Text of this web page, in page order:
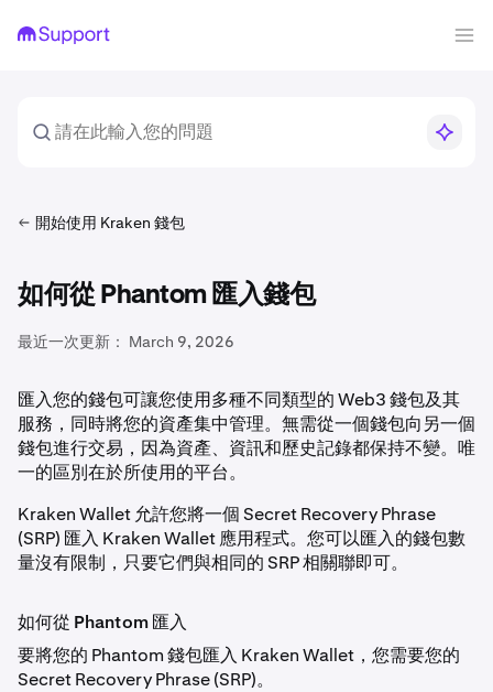
開始使用 Kraken 錢包
如何從 Phantom 匯入錢包
最近一次更新： March 9, 2026
匯入您的錢包可讓您使用多種不同類型的 Web3 錢包及其
服務，同時將您的資產集中管理。無需從一個錢包向另一個
錢包進行交易，因為資產、資訊和歷史記錄都保持不變。唯
一的區別在於所使用的平台。
Kraken Wallet 允許您將一個 Secret Recovery Phrase
(SRP) 匯入 Kraken Wallet 應用程式。您可以匯入的錢包數
量沒有限制，只要它們與相同的 SRP 相關聯即可。
如何從 Phantom 匯入
要將您的 Phantom 錢包匯入 Kraken Wallet，您需要您的
Secret Recovery Phrase (SRP)。